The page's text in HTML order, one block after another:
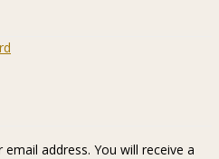
address. You will receive a